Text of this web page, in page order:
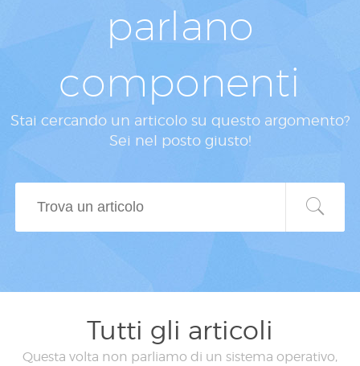
parlano
componenti
Stai cercando un articolo su questo argomento?
Sei nel posto giusto!
Tutti gli articoli
Questa volta non parliamo di un sistema operativo,